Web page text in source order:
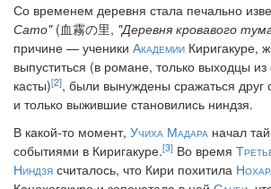
Со временем деревня стала печально
Сато"(血霧の里, "Деревня кровавого
причине — ученики Академии Киригакуре,
выпуститься (в романе, только выходцы
касты)[2], были вынуждены сражаться друг
и только выжившие становились ниндзя.
В какой-то момент, Учиха Мадара начал
событиями в Киригакуре.[3] Во время
Ниндзя считалось, что Кири похитила